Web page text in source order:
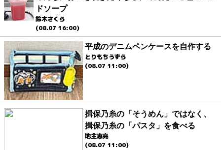
ドソープ
鈴木さくら
(08.07 16:00)
平成のデニムペンケースを自作する
とりもちうずら
(08.07 11:00)
揖保乃糸の「そうめん」ではなく、
揖保乃糸の「パスタ」を食べる
地主恵亮
(08.07 11:00)